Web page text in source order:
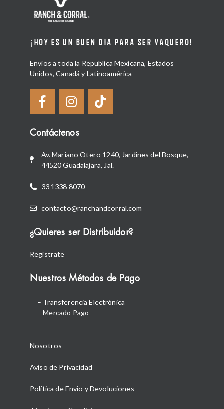
¡HOY ES UN BUEN DIA PARA SER VAQUERO!
Envíos a toda la Republica Mexicana, Estados
Unidos, Canadá y Latinoamérica
Contáctenos
Av. Mariano Otero 1240, Jardines del Bosque,
44520 Guadalajara, Jal.
33 1338 8070
contacto@ranchandcorral.com
¿Quieres ser Distribuidor?
Regístrate
Nuestros Métodos de Pago
– Transferencia Electrónica
– Mercado Pago
Nosotros
Aviso de Privacidad
Política de Envio y Devoluciones